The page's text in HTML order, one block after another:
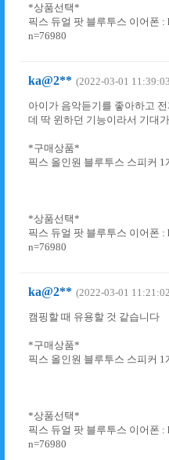
*상품선택*
픽스 듀얼 팟 블루투스 이어폰 :
n=76980
ka@2** (2022-03-01
아이가 음악듣기를 좋아하고
데 딱 윈하던 기능이라서 기대
*구매상품*
픽스 올인원 블루투스 스피커 1
*상품선택*
픽스 듀얼 팟 블루투스 이어폰 :
n=76980
ka@2** (2022-03-01
캠핑할 때 유용할 것 같습니다
*구매상품*
픽스 올인원 블루투스 스피커 1
*상품선택*
픽스 듀얼 팟 블루투스 이어폰 :
n=76980